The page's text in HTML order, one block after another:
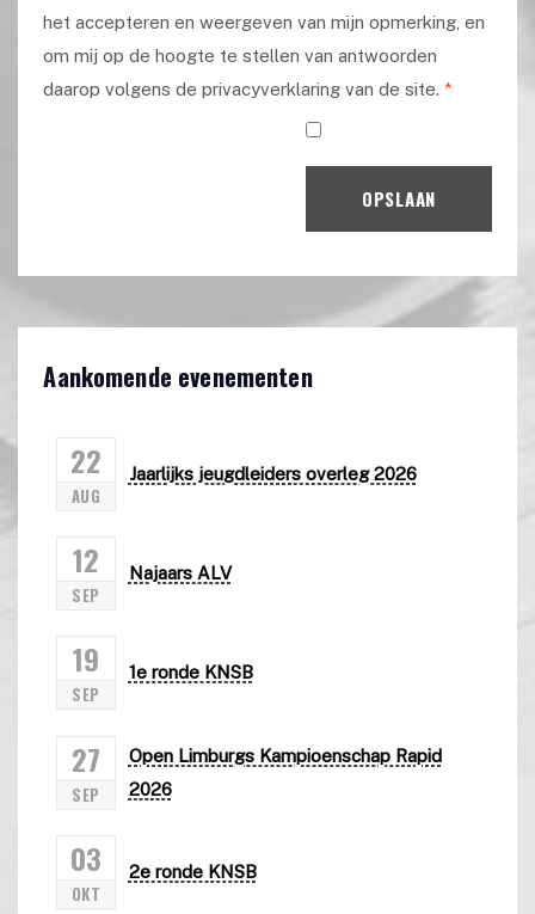
het accepteren en weergeven van mijn opmerking, en
om mij op de hoogte te stellen van antwoorden
daarop volgens de privacyverklaring van de site. *
OPSLAAN
Aankomende evenementen
22
AUG
Jaarlijks jeugdleiders overleg 2026
12
SEP
Najaars ALV
19
SEP
1e ronde KNSB
27
SEP
Open Limburgs Kampioenschap Rapid
2026
03
OKT
2e ronde KNSB